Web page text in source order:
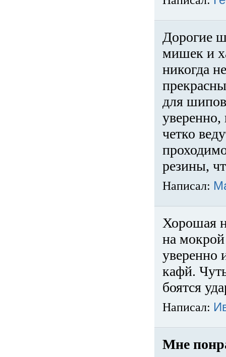
Дорогие
мишек и
никогда
для
четко
резины,
Написал:
Хорошая
на
уверенно
кафй.
боятся
Написал:
Мне